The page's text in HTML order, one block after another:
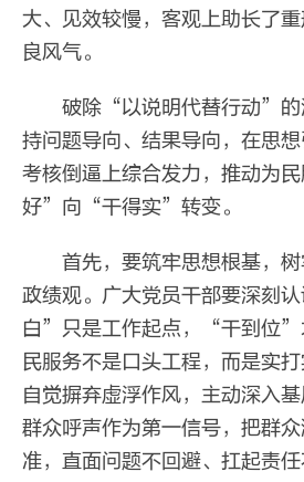
大、见效较慢，客观上助长了
良风气。
破除“以说明代替行动”的
持问题导向、结果导向，在思想
考核倒逼上综合发力，推动为
好”向“干得实”转变。
首先，要筑牢思想根基，树
政绩观。广大党员干部要深刻
白”只是工作起点，“干到位”
民服务不是口头工程，而是实
自觉摒弃虚浮作风，主动深入
群众呼声作为第一信号，把群
准，直面问题不回避、扛起责